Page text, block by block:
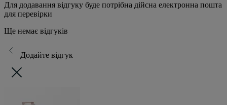
Для додавання відгуку буде потрібна дійсна електронна пошта
для перевірки
Ще немає відгуків
Додайте відгук